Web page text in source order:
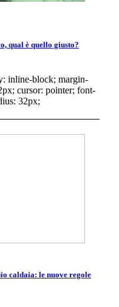
qual è quello giusto?
inline-block; margin-
cursor: pointer; font-
32px;
caldaia: le nuove regole